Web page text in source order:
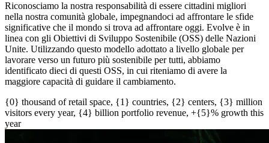
Riconosciamo la nostra responsabilità di essere cittadini migliori
nella nostra comunità globale, impegnandoci ad affrontare le sfide
significative che il mondo si trova ad affrontare oggi. Evolve è in
linea con gli Obiettivi di Sviluppo Sostenibile (OSS) delle Nazioni
Unite. Utilizzando questo modello adottato a livello globale per
lavorare verso un futuro più sostenibile per tutti, abbiamo
identificato dieci di questi OSS, in cui riteniamo di avere la
maggiore capacità di guidare il cambiamento.
{0} thousand of retail space, {1} countries, {2} centers, {3} million
visitors every year, {4} billion portfolio revenue, +{5}% growth this
year